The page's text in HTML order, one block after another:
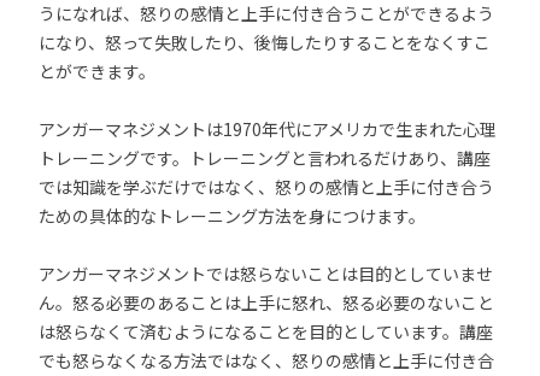
うになれば、怒りの感情と上手に付き合うことができるよう
になり、怒って失敗したり、後悔したりすることをなくすこ
とができます。
アンガーマネジメントは1970年代にアメリカで生まれた心理
トレーニングです。トレーニングと言われるだけあり、講座
では知識を学ぶだけではなく、怒りの感情と上手に付き合う
ための具体的なトレーニング方法を身につけます。
アンガーマネジメントでは怒らないことは目的としていませ
ん。怒る必要のあることは上手に怒れ、怒る必要のないこと
は怒らなくて済むようになることを目的としています。講座
でも怒らなくなる方法ではなく、怒りの感情と上手に付き合